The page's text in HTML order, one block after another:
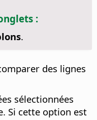
:
.
des lignes
sélectionnées
Si cette option est